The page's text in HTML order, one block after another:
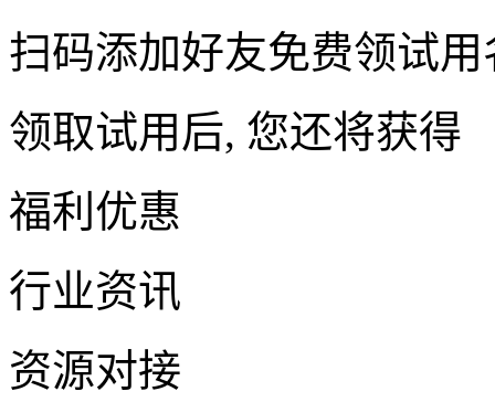
扫码添加好友免费领试用
领取试用后, 您还将获得
福利优惠
行业资讯
资源对接